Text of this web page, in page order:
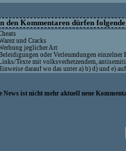
den Kommentaren dürfen
und Cracks
jeglicher Art
oder Verleumdungen einzelner
Texte mit volksverhetzendem,
darauf wo das unter a) b) d) und e)
News ist nicht mehr aktuell neue